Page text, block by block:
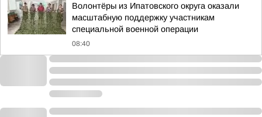
Волонтёры из Ипатовского округа оказали
масштабную поддержку участникам
специальной военной операции
08:40